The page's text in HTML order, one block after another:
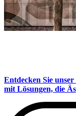
Entdecken Sie
mit Lösungen, die